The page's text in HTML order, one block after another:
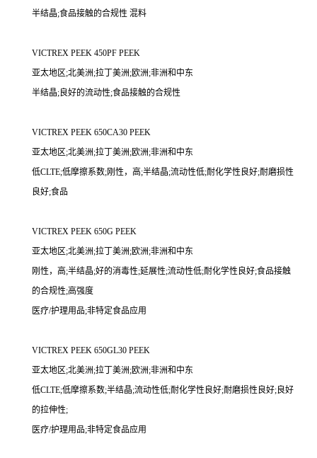
半结晶;食品接触的合规性 混料
VICTREX PEEK 450PF PEEK
亚太地区;北美洲;拉丁美洲;欧洲;非洲和中东
半结晶;良好的流动性;食品接触的合规性
VICTREX PEEK 650CA30 PEEK
亚太地区;北美洲;拉丁美洲;欧洲;非洲和中东
低CLTE;低摩擦系数;刚性，高;半结晶;流动性低;耐化学性良好;耐磨损性
良好;食品
VICTREX PEEK 650G PEEK
亚太地区;北美洲;拉丁美洲;欧洲;非洲和中东
刚性，高;半结晶;好的消毒性;延展性;流动性低;耐化学性良好;食品接触
的合规性;高强度
医疗/护理用品;非特定食品应用
VICTREX PEEK 650GL30 PEEK
亚太地区;北美洲;拉丁美洲;欧洲;非洲和中东
低CLTE;低摩擦系数;半结晶;流动性低;耐化学性良好;耐磨损性良好;良好
的拉伸性;
医疗/护理用品;非特定食品应用